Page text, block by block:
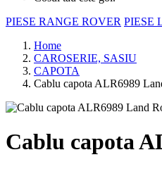
PIESE RANGE ROVER PIESE
Home
CAROSERIE, SASIU
CAPOTA
Cablu capota ALR6989
Cablu capota